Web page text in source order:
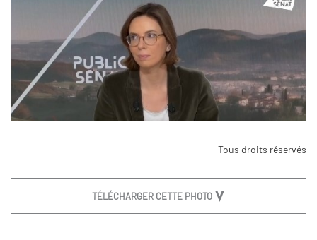
Tous droits réservés
TÉLÉCHARGER CETTE PHOTO